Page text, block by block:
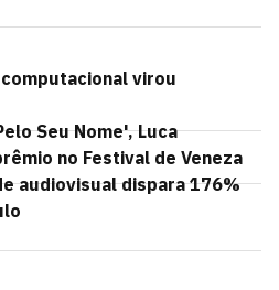
virou
Seu Nome', Luca
no Festival de Veneza
audiovisual dispara 176%